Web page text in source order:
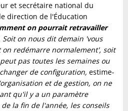
et secrétaire national du
direction de l'Éducation
on pourrait retravailler
Soit on nous dit demain 'vous
redémarre normalement', soit
pas toutes les semaines ou
de configuration, estime-
et de gestion, on ne
qu'il y a un paramètre
la fin de l'année, les conseils